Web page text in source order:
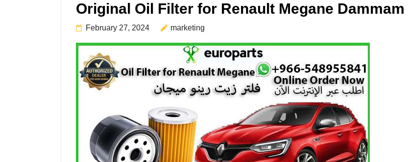
February 27, 2024 marketing